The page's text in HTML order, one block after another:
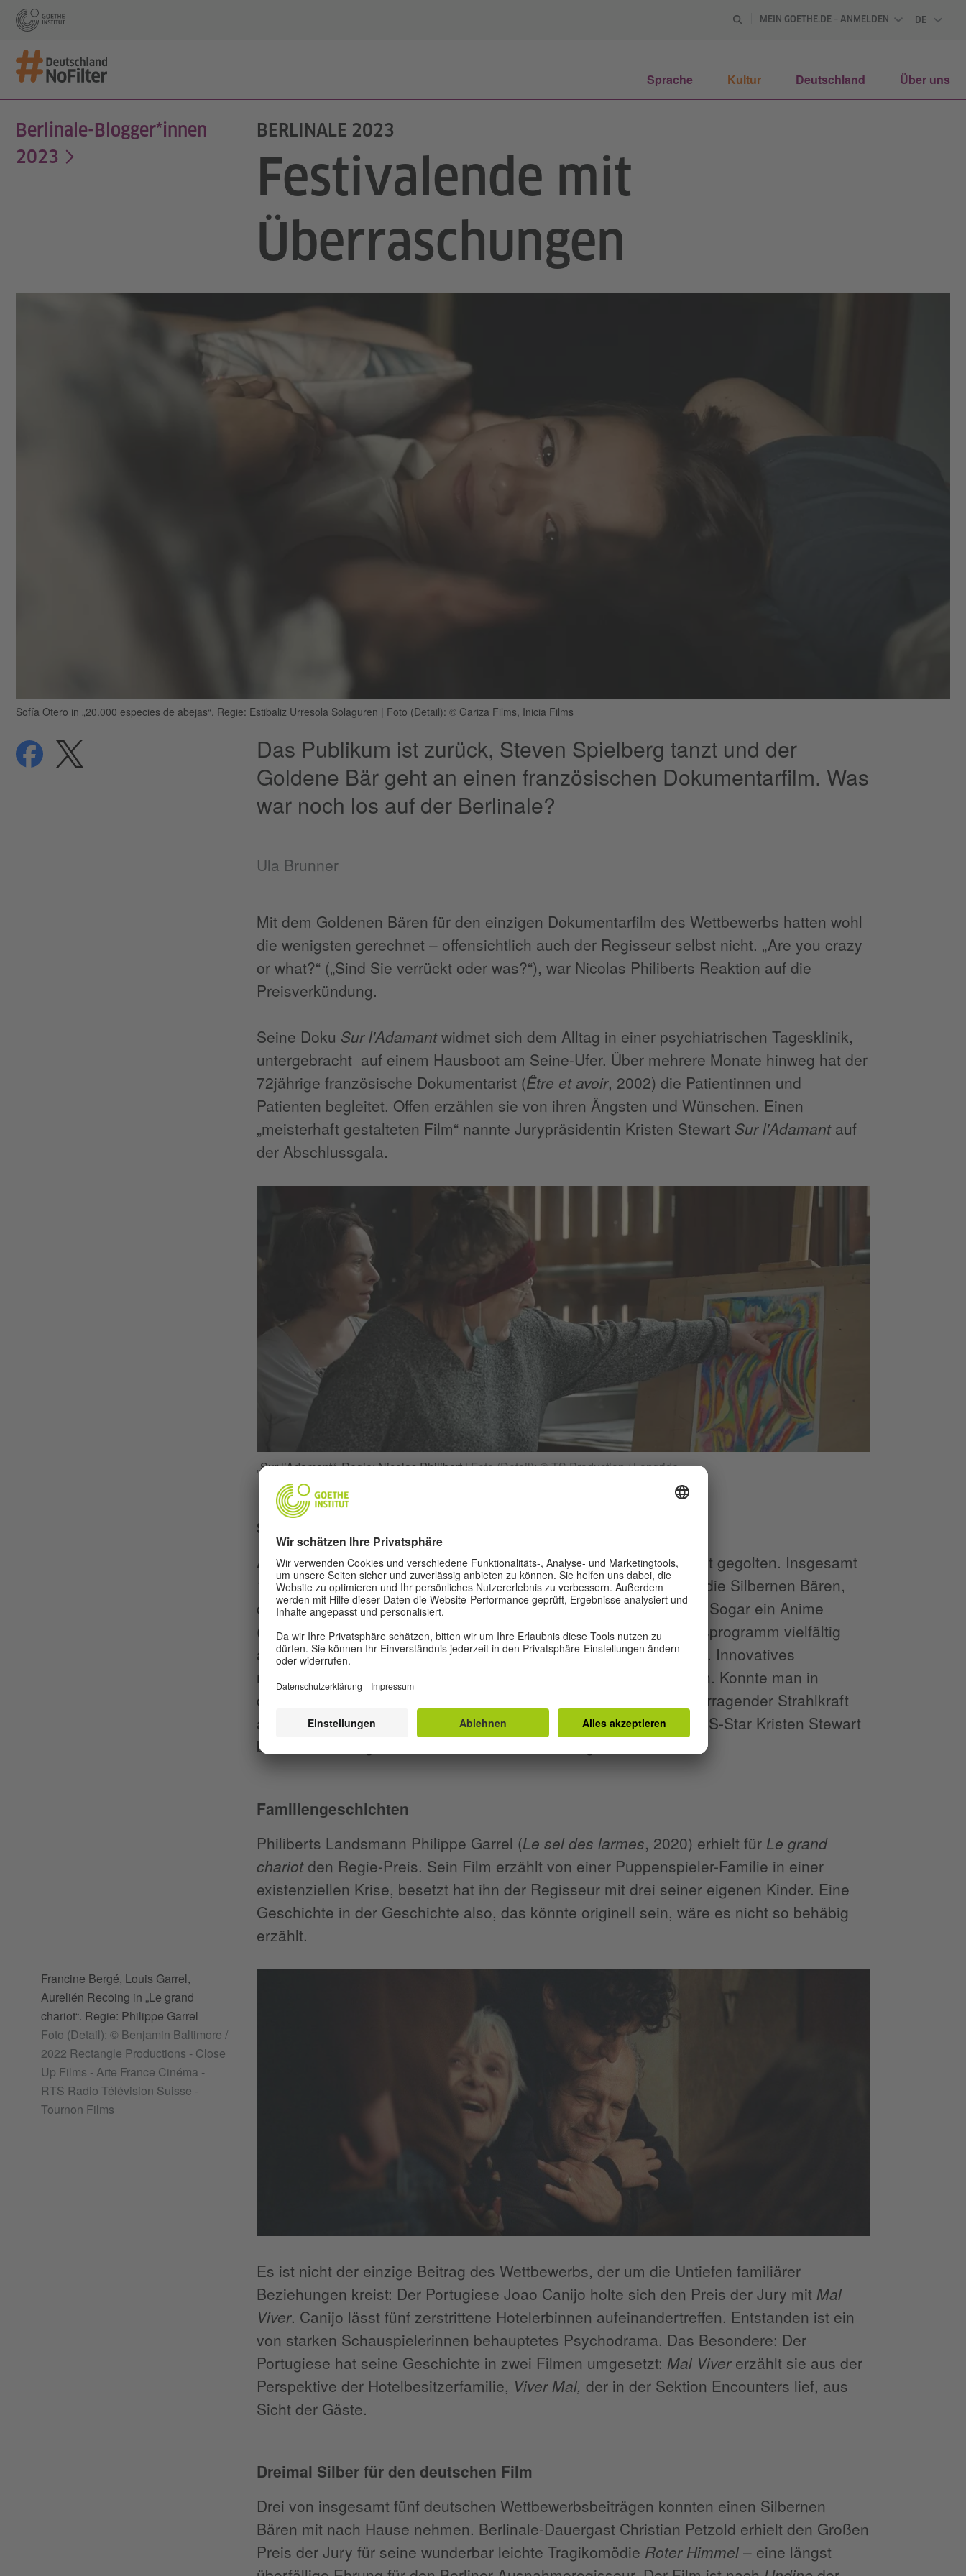
MEIN GOETHE.DE – ANMELDEN
DE
Sprache Kultur Deutschland Über uns
Berlinale-Blogger*innen
2023
BERLINALE 2023
Festivalende mit
Überraschungen
Sofía Otero in „20.000 especies de abejas“. Regie: Estibaliz Urresola Solaguren | Foto (Detail): © Gariza Films, Inicia Films
teilen teilen
Das Publikum ist zurück, Steven Spielberg tanzt und der
Goldene Bär geht an einen französischen Dokumentarfilm. Was
war noch los auf der Berlinale?
Ula Brunner
Mit dem Goldenen Bären für den einzigen Dokumentarfilm des Wettbewerbs hatten wohl
die wenigsten gerechnet – offensichtlich auch der Regisseur selbst nicht. „Are you crazy
or what?“ („Sind Sie verrückt oder was?“), war Nicolas Philiberts Reaktion auf die
Preisverkündung.
Seine Doku Sur l'Adamantwidmet sich dem Alltag in einer psychiatrischen Tagesklinik,
untergebracht auf einem Hausboot am Seine-Ufer. Über mehrere Monate hinweg hat der
72jährige französische Dokumentarist (Être et avoir, 2002) die Patientinnen und
Patienten begleitet. Offen erzählen sie von ihren Ängsten und Wünschen. Einen
„meisterhaft gestalteten Film“ nannte Jurypräsidentin Kristen Stewart Sur l'Adamantauf
der Abschlussgala.
„Sur l’Adamant“. Regie: Nicolas Philibert|Foto (Detail): © TS Production / Longride
Solides Handwerk
Als Favorit hatte der Film im Vorfeld der Preisverleihung aber nicht gegolten. Insgesamt
19 Beiträge aus 19 Ländern konkurrierten um den Goldenen und die Silbernen Bären,
darunter viele Arthousefilme, aber auch Thriller und Melodramen. Sogar ein Anime
(
Suzume) war dabei. Thematisch wie formell fiel das Wettbewerbsprogramm vielfältig
aus, bewegte sich aber überwiegend im künstlerischen Mittelmaß. Innovatives
richtungsweisendes Kino war eher in anderen Sektionen zu finden. Konnte man in
diesem qualitativ soliden Wettbewerb überhaupt ein Werk mit überragender Strahlkraft
ausmachen? Am Ende setzte die siebenköpfige Jury unter dem US-Star Kristen Stewart
bei der Preisvergabe vor allem auf etablierte Regisseure.
Familiengeschichten
Philiberts Landsmann Philippe Garrel (Le sel des larmes, 2020) erhielt für Le grand
chariotden Regie-Preis. Sein Film erzählt von einer Puppenspieler-Familie in einer
existenziellen Krise, besetzt hat ihn der Regisseur mit drei seiner eigenen Kinder. Eine
Geschichte in der Geschichte also, das könnte originell sein, wäre es nicht so behäbig
erzählt.
Francine Bergé, Louis Garrel,
Aurelién Recoing in „Le grand
chariot“. Regie: Philippe Garrel
Foto (Detail): © Benjamin Baltimore /
2022 Rectangle Productions - Close
Up Films - Arte France Cinéma -
RTS Radio Télévision Suisse -
Tournon Films
Es ist nicht der einzige Beitrag des Wettbewerbs, der um die Untiefen familiärer
Beziehungen kreist: Der Portugiese Joao Canijo holte sich den Preis der Jury mit Mal
Viver. Canijo lässt fünf zerstrittene Hotelerbinnen aufeinandertreffen. Entstanden ist ein
von starken Schauspielerinnen behauptetes Psychodrama. Das Besondere: Der
Portugiese hat seine Geschichte in zwei Filmen umgesetzt: Mal Vivererzählt sie aus der
Perspektive der Hotelbesitzerfamilie, Viver Mal, der in der Sektion Encounters lief, aus
Sicht der Gäste.
Dreimal Silber für den deutschen Film
Drei von insgesamt fünf deutschen Wettbewerbsbeiträgen konnten einen Silbernen
Bären mit nach Hause nehmen. Berlinale-Dauergast Christian Petzold erhielt den Großen
Preis der Jury für seine wunderbar leichte Tragikomödie Roter Himmel – eine längst